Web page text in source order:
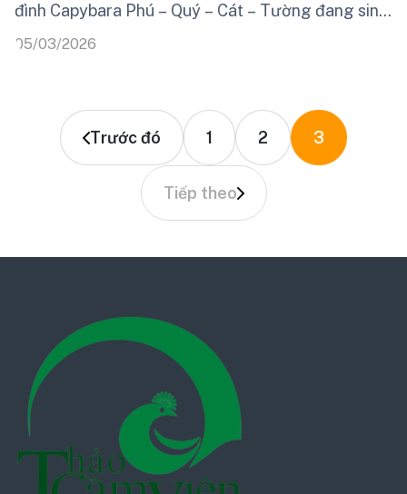
đình Capybara Phú – Quý – Cát – Tường đang sinh
sống tại đây.
05/03/2026
Trước đó 1 2 3
Tiếp theo